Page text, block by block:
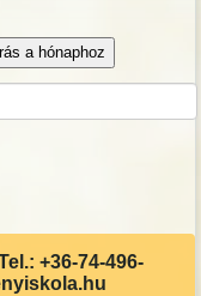
a hónaphoz
+36-74-496-